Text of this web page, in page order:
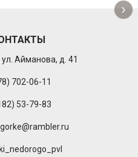
›
Айманова, д. 41
702-06-11
53-79-83